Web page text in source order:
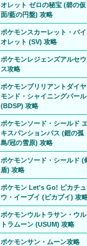
オレット ゼロの秘宝 (碧の仮
面/藍の円盤) 攻略
ポケモンスカーレット・バイ
オレット (SV) 攻略
ポケモンレジェンズアルセウ
ス攻略
ポケモンブリリアントダイヤ
モンド・シャイニングパール
(BDSP) 攻略
ポケモンソード・シールド
キスパンションパス (鎧の孤
島/冠の雪原) 攻略
ポケモンソード・シールド (
盾) 攻略
ポケモン Let's Go! ピカチュ
ウ・イーブイ (ピカブイ) 攻
ポケモンウルトラサン・ウル
トラムーン (USUM) 攻略
ポケモンサン・ムーン攻略